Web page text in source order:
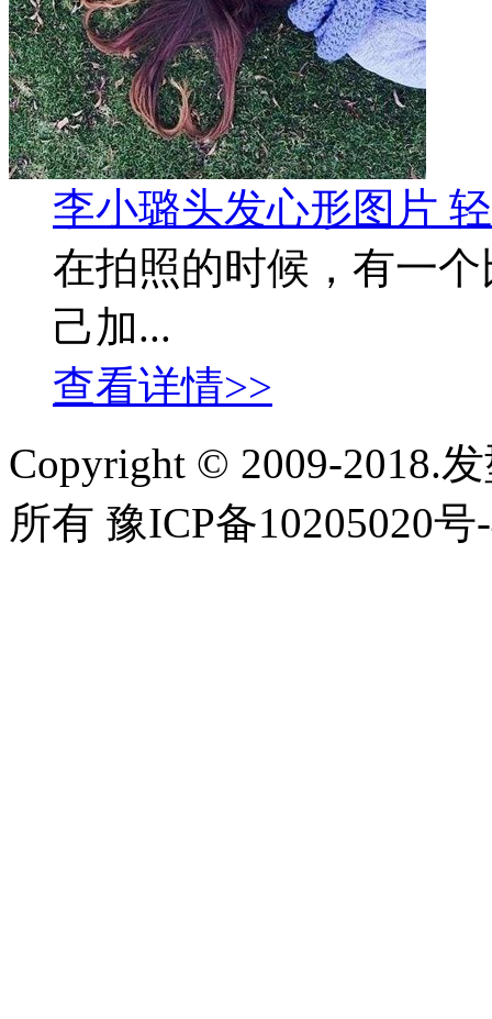
李小璐头发心形图片
在拍照的时候，有一
己加...
查看详情>>
Copyright © 2009-2018.
所有 豫ICP备10205020号